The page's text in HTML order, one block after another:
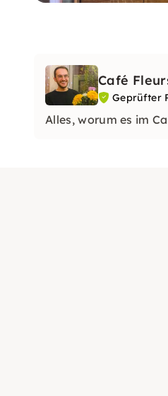
Café
Geprüfter
Alles, worum es im